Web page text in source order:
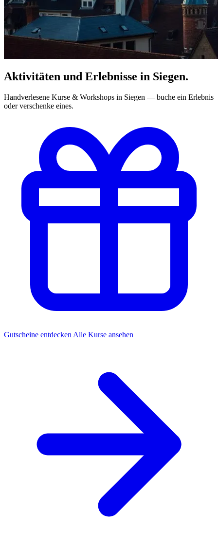
Aktivitäten und Erlebnisse in Siegen.
Handverlesene Kurse & Workshops in Siegen — buche ein Erlebnis
oder verschenke eines.
Gutscheine entdecken Alle Kurse ansehen